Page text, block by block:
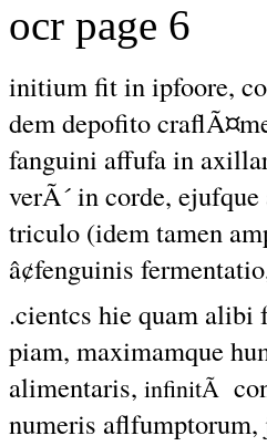
ocr page 6
initium fit in ipfoore,
dem depofito
fanguini affufa in
verÃ´ in corde,
triculo (idem tamen
â¢fenguinis
.cientcs hie quam alibi
piam, maximamque
alimentaris, infinitÃ
numeris